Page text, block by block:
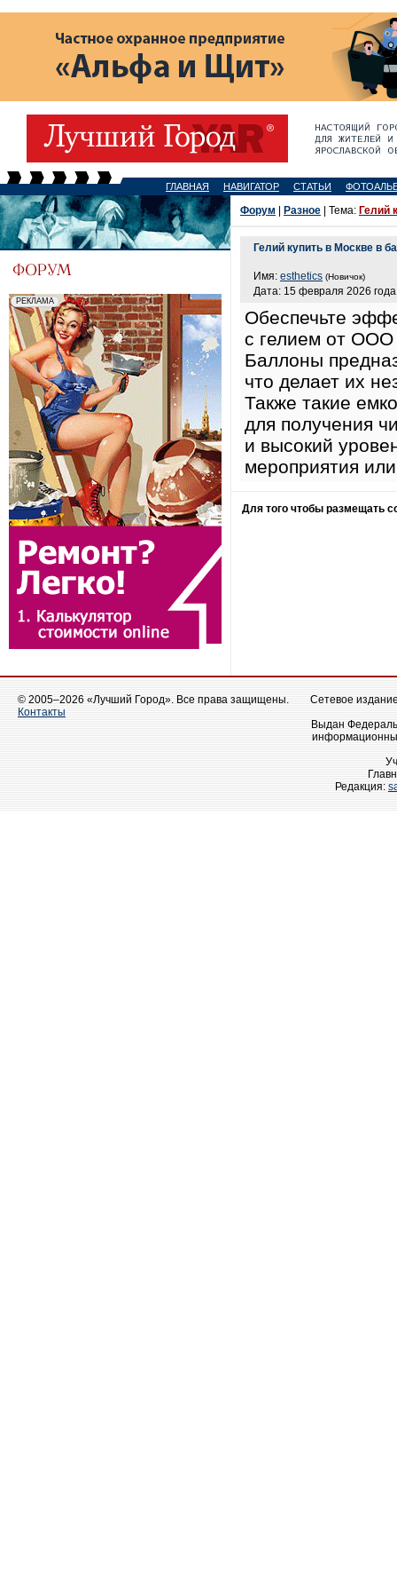
ГЛАВНАЯ НАВИГАТОР СТАТЬИ
Форум Разное | Тема: Гелий
Гелий купить в Москве в
Имя: esthetics (Новичок)
Дата: 15 февраля 2026
Обеспечьте
с гелием от
Баллоны
что делает их
Также такие
для получения
и высокий
мероприятия
Для того чтобы размещать
© 2005–2026 «Лучший Город». Все права защищены.
Контакты
Сетевое
Выдан
Редакция: